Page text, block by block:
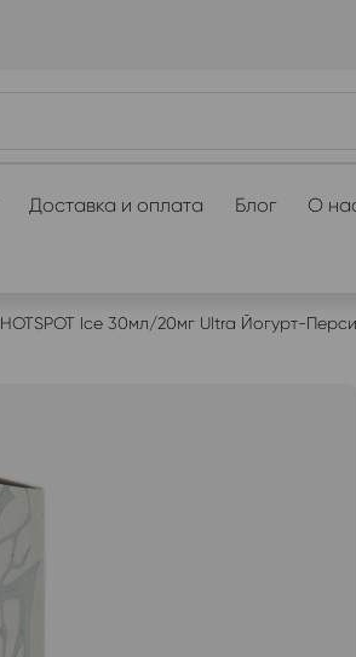
Доставка и оплата Блог О
HOTSPOT Ice 30мл/20мг Ultra Йогурт-